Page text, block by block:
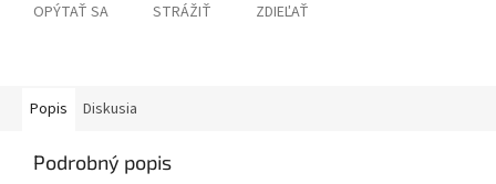
OPÝTAŤ SA STRÁŽIŤ ZDIEĽAŤ
Popis Diskusia
Podrobný popis